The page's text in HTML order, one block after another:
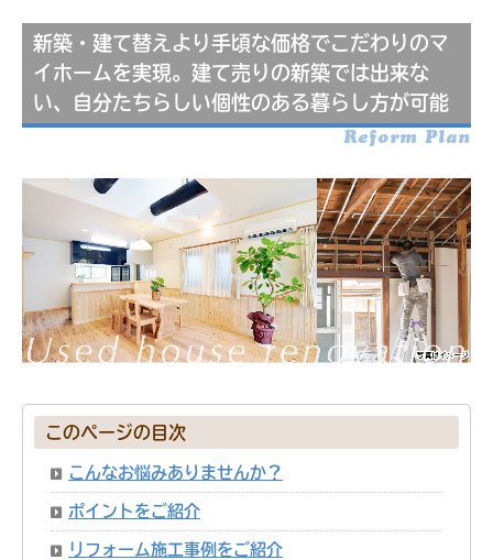
新築・建て替えより手頃な価格でこだわりのマ
イホームを実現。建て売りの新築では出来な
い、自分たちらしい個性のある暮らし方が可能
Reform Plan
このページの目次
こんなお悩みありませんか？
ポイントをご紹介
リフォーム施工事例をご紹介